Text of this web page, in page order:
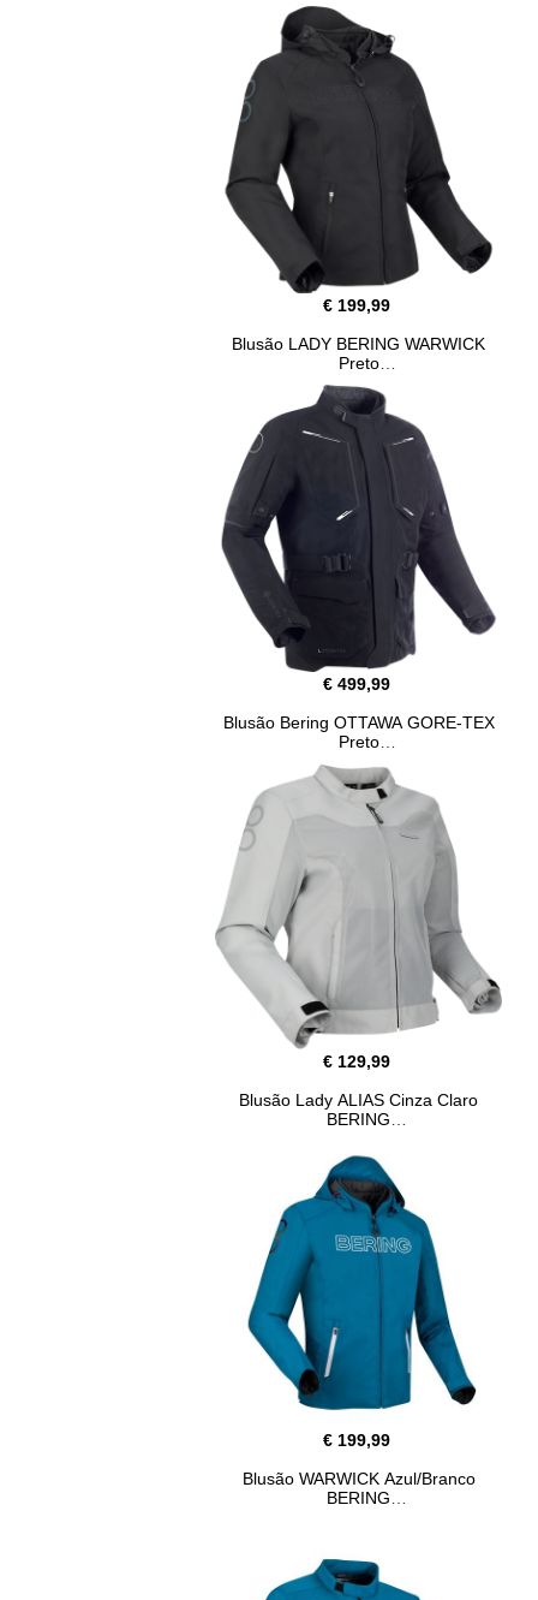
€ 199,99
Blusão LADY BERING WARWICK
Preto
€ 499,99
Blusão Bering OTTAWA GORE-TEX
Preto
€ 129,99
Blusão Lady ALIAS Cinza Claro
BERING
€ 199,99
Blusão WARWICK Azul/Branco
BERING